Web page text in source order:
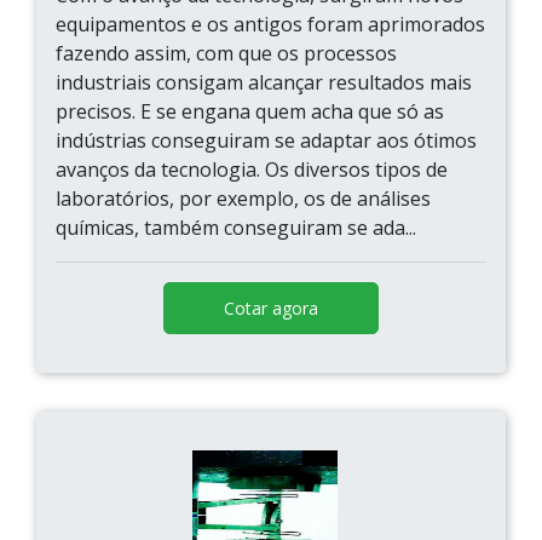
equipamentos e os antigos foram aprimorados
fazendo assim, com que os processos
industriais consigam alcançar resultados mais
precisos. E se engana quem acha que só as
indústrias conseguiram se adaptar aos ótimos
avanços da tecnologia. Os diversos tipos de
laboratórios, por exemplo, os de análises
químicas, também conseguiram se ada...
Cotar agora